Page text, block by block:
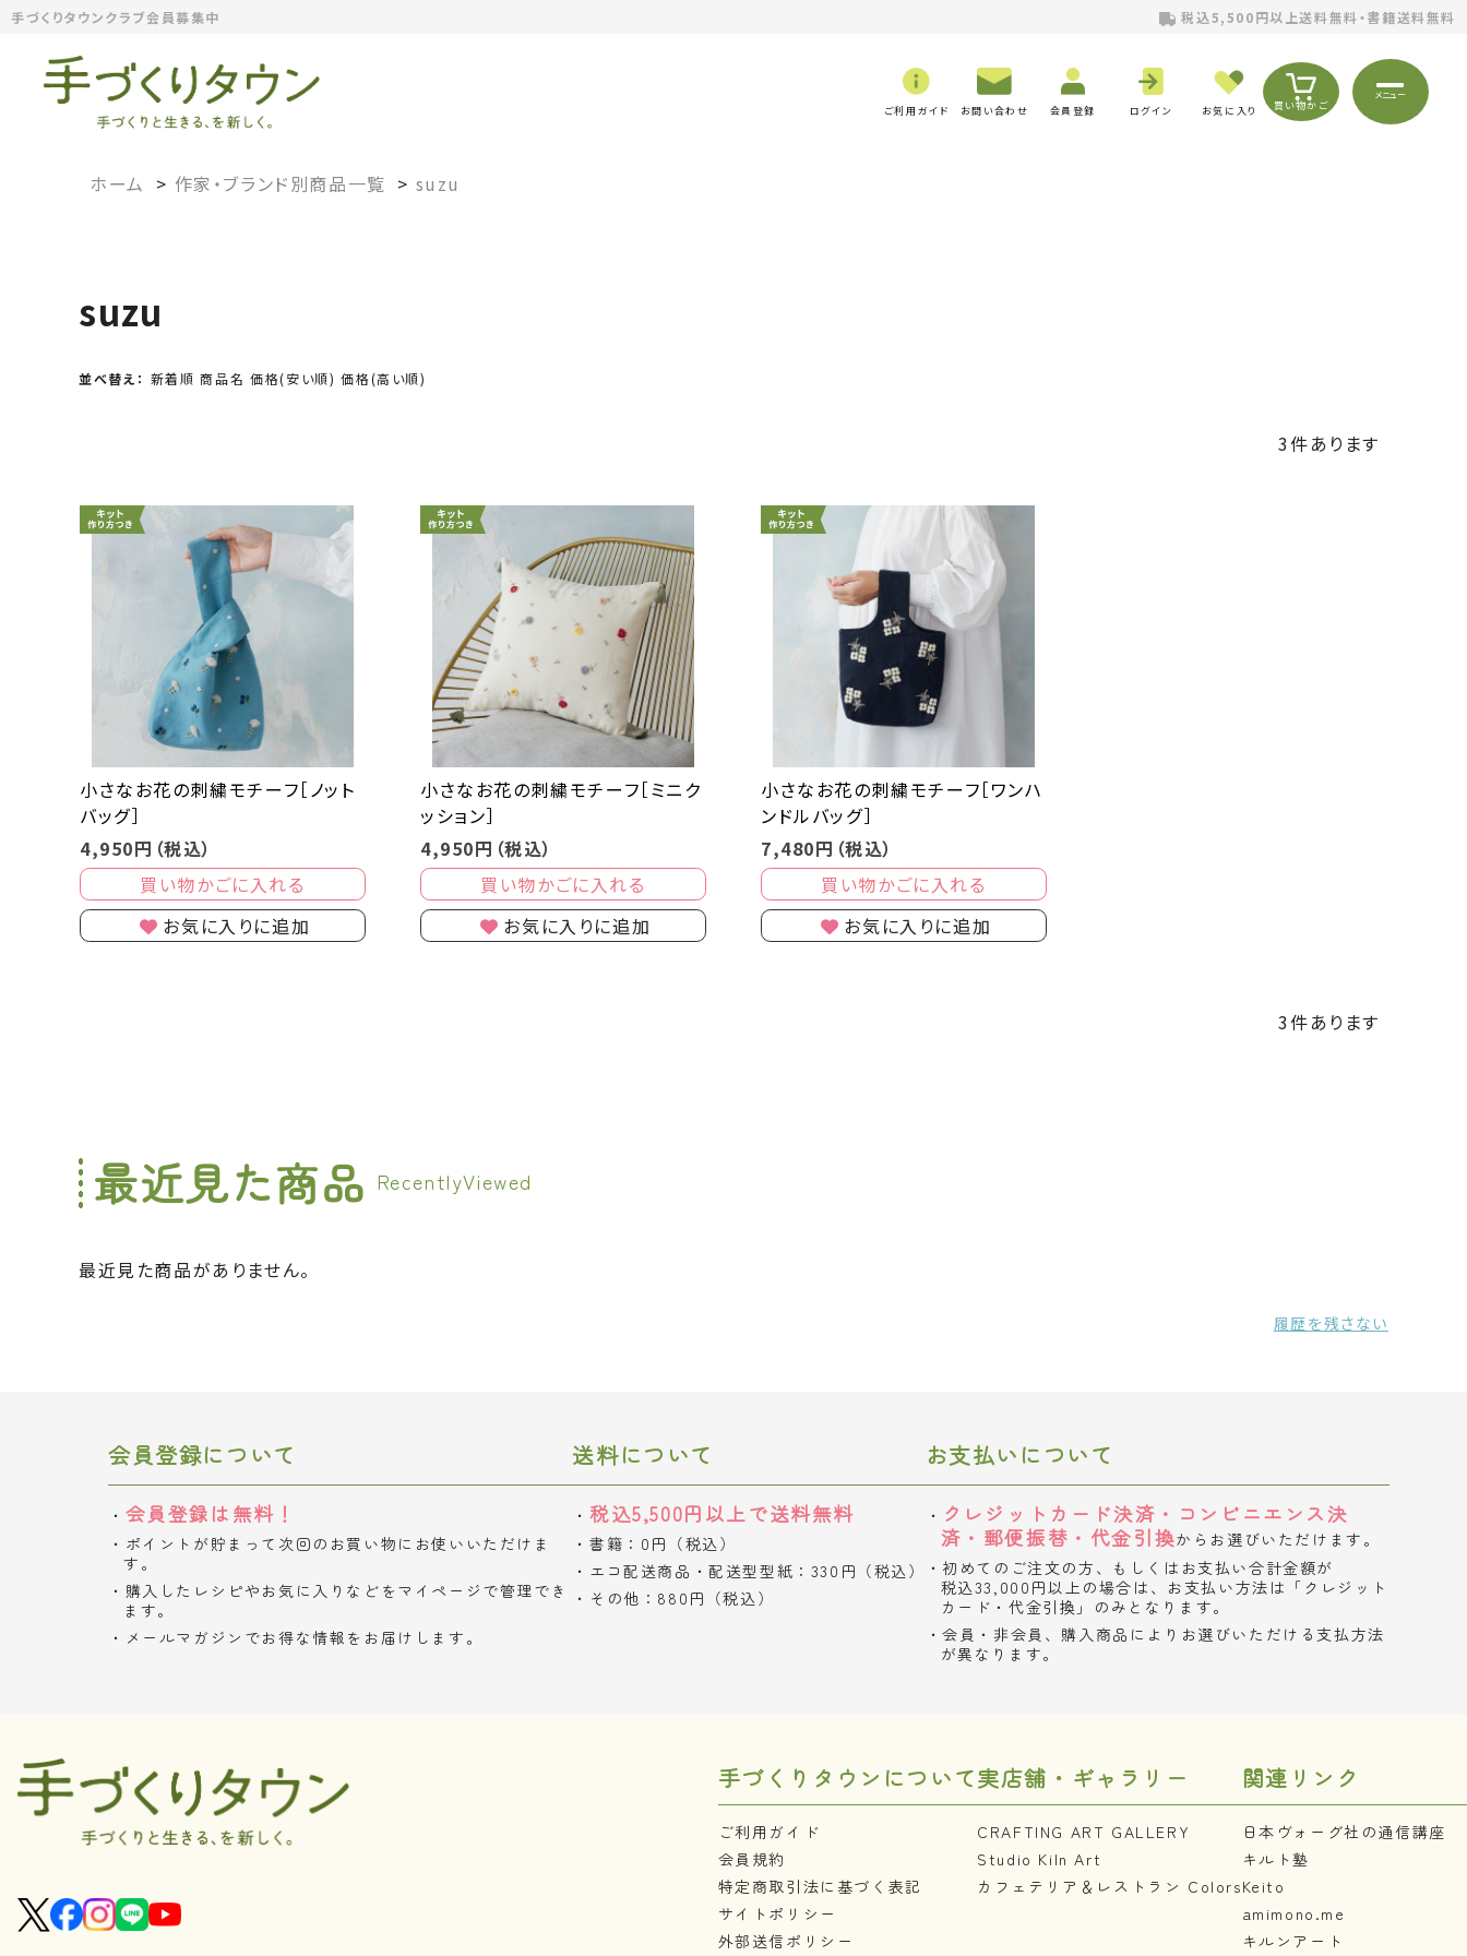
手づくりタウンクラブ会員募集中 税込5,500円以上送料無料・書籍送料無料
ご利用ガイド お問い合わせ 会員登録 ログイン お気に入り 買い物かご
メニュー
ホーム > 作家・ブランド別商品一覧 > suzu
最近見た商品
最近見た商品がありません。
履歴を残さない
suzu
並べ替え： 新着順 商品名 価格(安い順) 価格(高い順)
3件あります
小さなお花の刺繍モチーフ［ノット
バッグ］
4,950円（税込）
買い物かごに入れる
お気に入りに追加
小さなお花の刺繍モチーフ［ミニク
ッション］
4,950円（税込）
買い物かごに入れる
お気に入りに追加
小さなお花の刺繍モチーフ［ワンハ
ンドルバッグ］
7,480円（税込）
買い物かごに入れる
お気に入りに追加
3件あります
会員登録について
会員登録は無料！
ポイントが貯まって次回のお買い物にお使いいただけま
す。
購入したレシピやお気に入りなどをマイページで管理でき
ます。
メールマガジンでお得な情報をお届けします。
送料について
税込5,500円以上で送料無料
書籍：0円（税込）
エコ配送商品・配送型型紙：330円（税込）
その他：880円（税込）
お支払いについて
クレジットカード決済・コンビニエンス決
済・郵便振替・代金引換からお選びいただけます。
初めてのご注文の方、もしくはお支払い合計金額が
税込33,000円以上の場合は、お支払い方法は「クレジット
カード・代金引換」のみとなります。
会員・非会員、購入商品によりお選びいただける支払方法
が異なります。
手づくりタウンについて
ご利用ガイド
会員規約
特定商取引法に基づく表記
サイトポリシー
外部送信ポリシー
実店舗・ギャラリー
CRAFTING ART GALLERY
Studio Kiln Art
カフェテリア＆レストラン Colors
関連リンク
日本ヴォーグ社の通信講座
キルト塾
Keito
amimono.me
キルンアート